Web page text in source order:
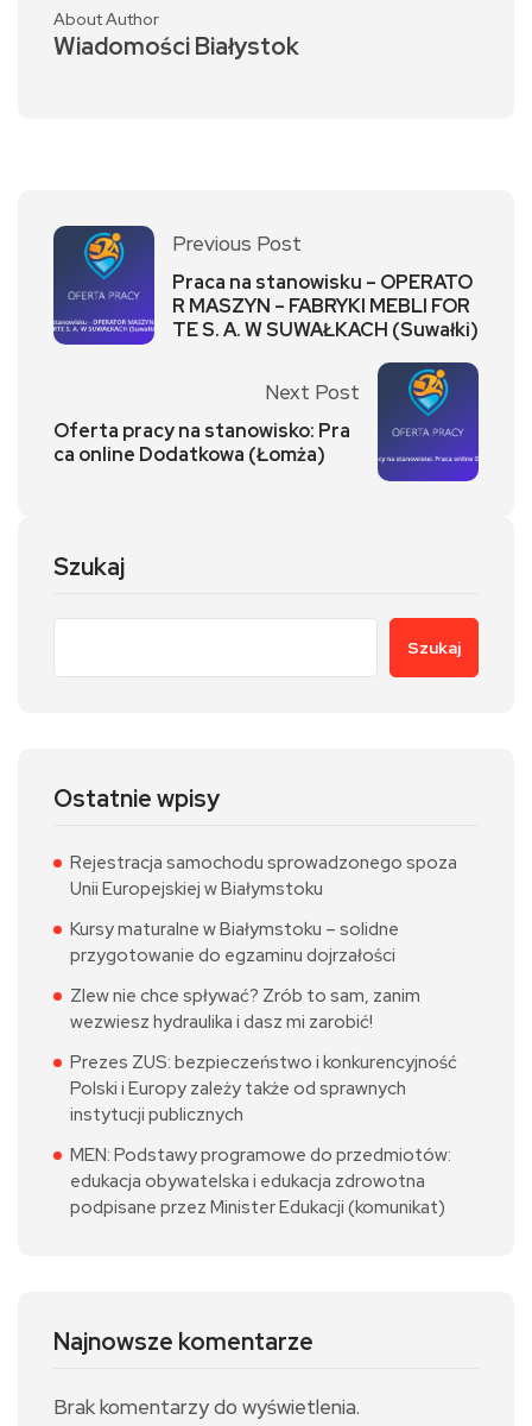
About Author
Wiadomości Białystok
Previous Post
Praca na stanowisku – OPERATO
R MASZYN – FABRYKI MEBLI FOR
TE S. A. W SUWAŁKACH (Suwałki)
Next Post
Oferta pracy na stanowisko: Pra
ca online Dodatkowa (Łomża)
Szukaj
Szukaj
Ostatnie wpisy
Rejestracja samochodu sprowadzonego spoza
Unii Europejskiej w Białymstoku
Kursy maturalne w Białymstoku – solidne
przygotowanie do egzaminu dojrzałości
Zlew nie chce spływać? Zrób to sam, zanim
wezwiesz hydraulika i dasz mi zarobić!
Prezes ZUS: bezpieczeństwo i konkurencyjność
Polski i Europy zależy także od sprawnych
instytucji publicznych
MEN: Podstawy programowe do przedmiotów:
edukacja obywatelska i edukacja zdrowotna
podpisane przez Minister Edukacji (komunikat)
Najnowsze komentarze
Brak komentarzy do wyświetlenia.